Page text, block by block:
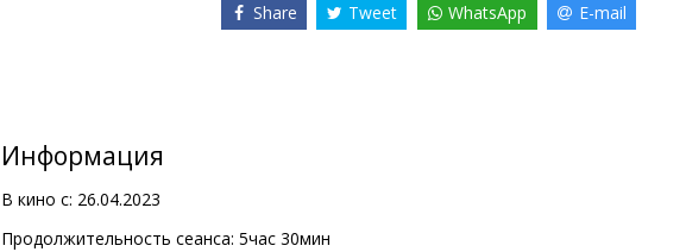
Share Tweet WhatsApp E-mail
Информация
В кино с: 26.04.2023
Продолжительность сеанса: 5час 30мин